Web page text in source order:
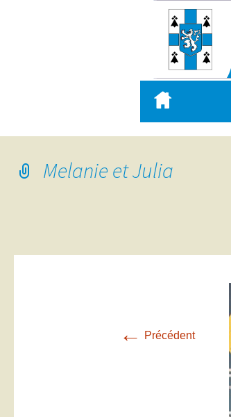
contenu
principal
Melanie et Julia
← Précédent